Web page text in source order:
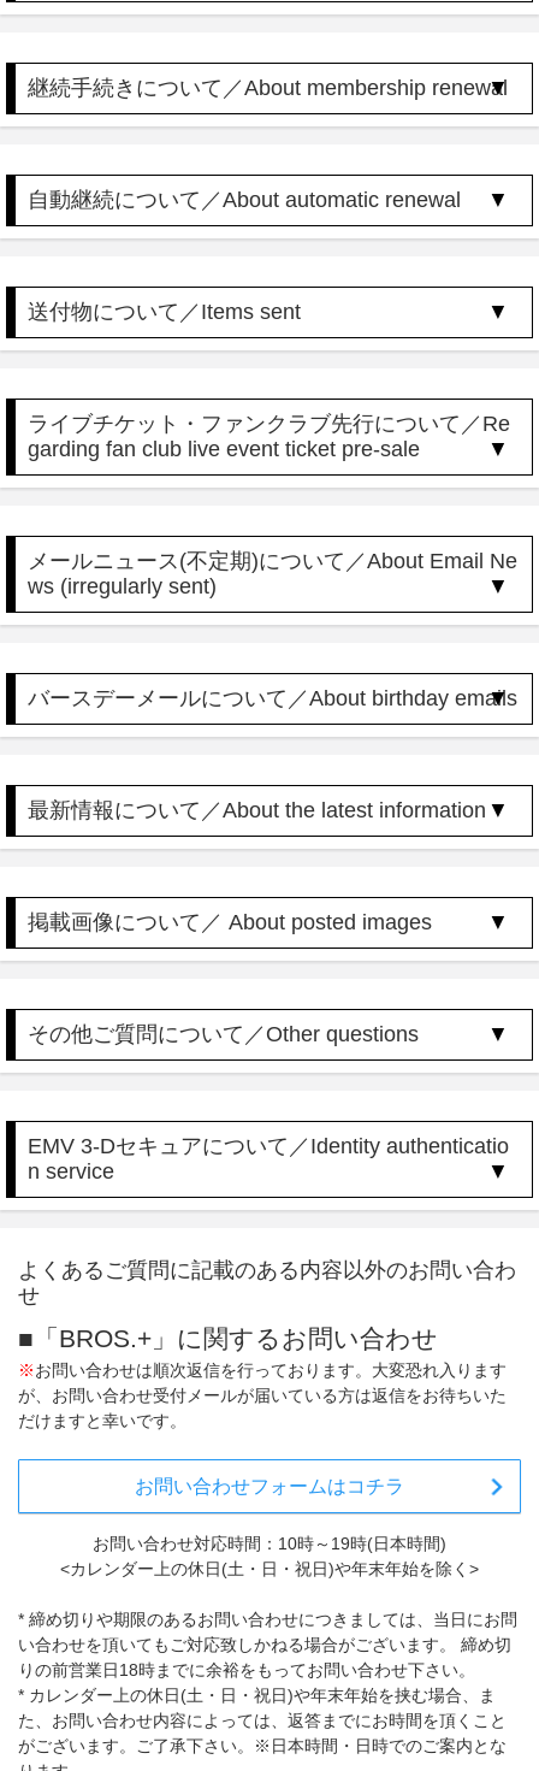
継続手続きについて／About membership renewal
自動継続について／About automatic renewal
送付物について／Items sent
ライブチケット・ファンクラブ先行について／Re
garding fan club live event ticket pre-sale
メールニュース(不定期)について／About Email Ne
ws (irregularly sent)
バースデーメールについて／About birthday emails
最新情報について／About the latest information
掲載画像について／ About posted images
その他ご質問について／Other questions
EMV 3-Dセキュアについて／Identity authenticatio
n service
よくあるご質問に記載のある内容以外のお問い合わ
せ
■「BROS.+」に関するお問い合わせ
※お問い合わせは順次返信を行っております。大変恐れ入ります
が、お問い合わせ受付メールが届いている方は返信をお待ちいた
だけますと幸いです。
お問い合わせフォームはコチラ
お問い合わせ対応時間：10時～19時(日本時間)
<カレンダー上の休日(土・日・祝日)や年末年始を除く>
* 締め切りや期限のあるお問い合わせにつきましては、当日にお問
い合わせを頂いてもご対応致しかねる場合がございます。 締め切
りの前営業日18時までに余裕をもってお問い合わせ下さい。
* カレンダー上の休日(土・日・祝日)や年末年始を挟む場合、ま
た、お問い合わせ内容によっては、返答までにお時間を頂くこと
がございます。ご了承下さい。※日本時間・日時でのご案内とな